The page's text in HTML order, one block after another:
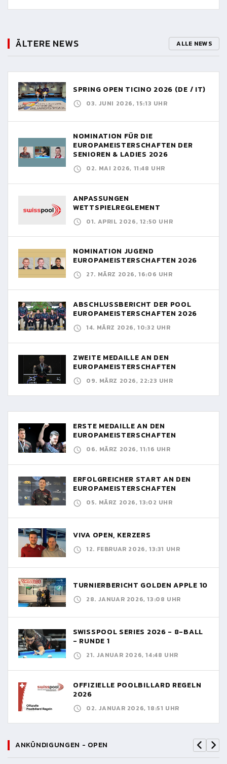
ÄLTERE NEWS ALLE NEWS
SPRING OPEN TICINO 2026 (DE / IT)
03. JUNI 2026, 15:13 UHR
NOMINATION FÜR DIE
EUROPAMEISTERSCHAFTEN DER
SENIOREN & LADIES 2026
02. MAI 2026, 11:48 UHR
ANPASSUNGEN
WETTSPIELREGLEMENT
01. APRIL 2026, 12:50 UHR
NOMINATION JUGEND
EUROPAMEISTERSCHAFTEN 2026
27. MÄRZ 2026, 16:06 UHR
ABSCHLUSSBERICHT DER POOL
EUROPAMEISTERSCHAFTEN 2026
14. MÄRZ 2026, 10:32 UHR
ZWEITE MEDAILLE AN DEN
EUROPAMEISTERSCHAFTEN
09. MÄRZ 2026, 22:23 UHR
ERSTE MEDAILLE AN DEN
EUROPAMEISTERSCHAFTEN
06. MÄRZ 2026, 11:16 UHR
ERFOLGREICHER START AN DEN
EUROPAMEISTERSCHAFTEN
05. MÄRZ 2026, 13:02 UHR
VIVA OPEN, KERZERS
12. FEBRUAR 2026, 13:31 UHR
TURNIERBERICHT GOLDEN APPLE 10
28. JANUAR 2026, 13:08 UHR
SWISSPOOL SERIES 2026 - 8-BALL
- RUNDE 1
21. JANUAR 2026, 14:48 UHR
OFFIZIELLE POOLBILLARD REGELN
2026
02. JANUAR 2026, 18:51 UHR
ANKÜNDIGUNGEN - OPEN